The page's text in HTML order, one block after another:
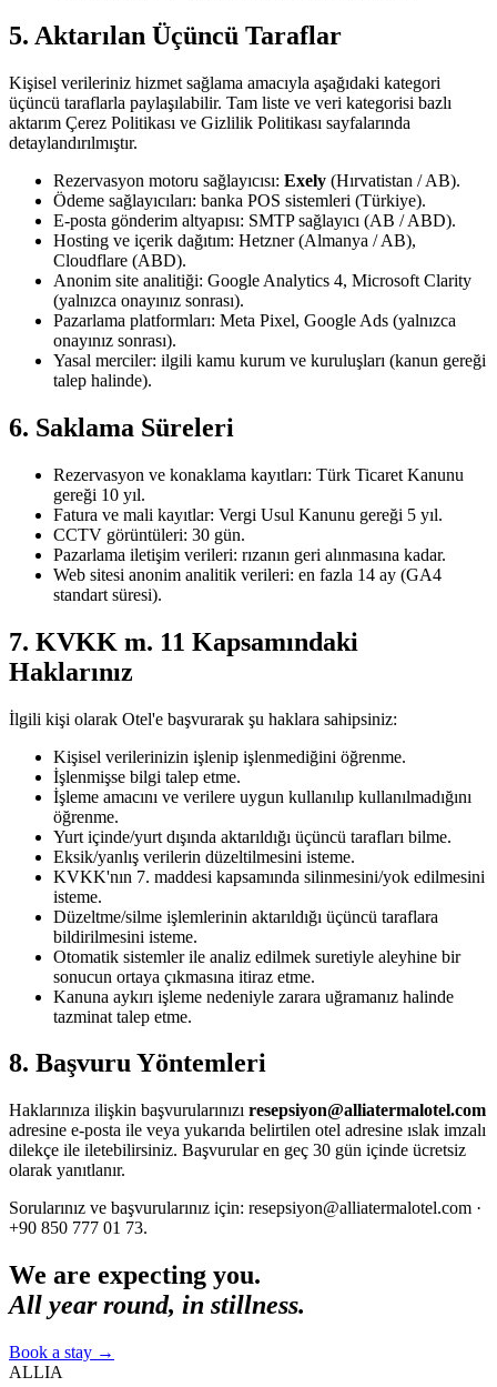
5. Aktarılan Üçüncü Taraflar
Kişisel verileriniz hizmet sağlama amacıyla aşağıdaki kategori
üçüncü taraflarla paylaşılabilir. Tam liste ve veri kategorisi bazlı
aktarım Çerez Politikası ve Gizlilik Politikası sayfalarında
detaylandırılmıştır.
Rezervasyon motoru sağlayıcısı: Exely (Hırvatistan / AB).
Ödeme sağlayıcıları: banka POS sistemleri (Türkiye).
E-posta gönderim altyapısı: SMTP sağlayıcı (AB / ABD).
Hosting ve içerik dağıtım: Hetzner (Almanya / AB),
Cloudflare (ABD).
Anonim site analitiği: Google Analytics 4, Microsoft Clarity
(yalnızca onayınız sonrası).
Pazarlama platformları: Meta Pixel, Google Ads (yalnızca
onayınız sonrası).
Yasal merciler: ilgili kamu kurum ve kuruluşları (kanun gereği
talep halinde).
6. Saklama Süreleri
Rezervasyon ve konaklama kayıtları: Türk Ticaret Kanunu
gereği 10 yıl.
Fatura ve mali kayıtlar: Vergi Usul Kanunu gereği 5 yıl.
CCTV görüntüleri: 30 gün.
Pazarlama iletişim verileri: rızanın geri alınmasına kadar.
Web sitesi anonim analitik verileri: en fazla 14 ay (GA4
standart süresi).
7. KVKK m. 11 Kapsamındaki
Haklarınız
İlgili kişi olarak Otel'e başvurarak şu haklara sahipsiniz:
Kişisel verilerinizin işlenip işlenmediğini öğrenme.
İşlenmişse bilgi talep etme.
İşleme amacını ve verilere uygun kullanılıp kullanılmadığını
öğrenme.
Yurt içinde/yurt dışında aktarıldığı üçüncü tarafları bilme.
Eksik/yanlış verilerin düzeltilmesini isteme.
KVKK'nın 7. maddesi kapsamında silinmesini/yok edilmesini
isteme.
Düzeltme/silme işlemlerinin aktarıldığı üçüncü taraflara
bildirilmesini isteme.
Otomatik sistemler ile analiz edilmek suretiyle aleyhine bir
sonucun ortaya çıkmasına itiraz etme.
Kanuna aykırı işleme nedeniyle zarara uğramanız halinde
tazminat talep etme.
8. Başvuru Yöntemleri
Haklarınıza ilişkin başvurularınızı resepsiyon@alliatermalotel.com
adresine e-posta ile veya yukarıda belirtilen otel adresine ıslak imzalı
dilekçe ile iletebilirsiniz. Başvurular en geç 30 gün içinde ücretsiz
olarak yanıtlanır.
Sorularınız ve başvurularınız için: resepsiyon@alliatermalotel.com ·
+90 850 777 01 73.
We are expecting you.
All year round, in stillness.
Book a stay →
ALLIA